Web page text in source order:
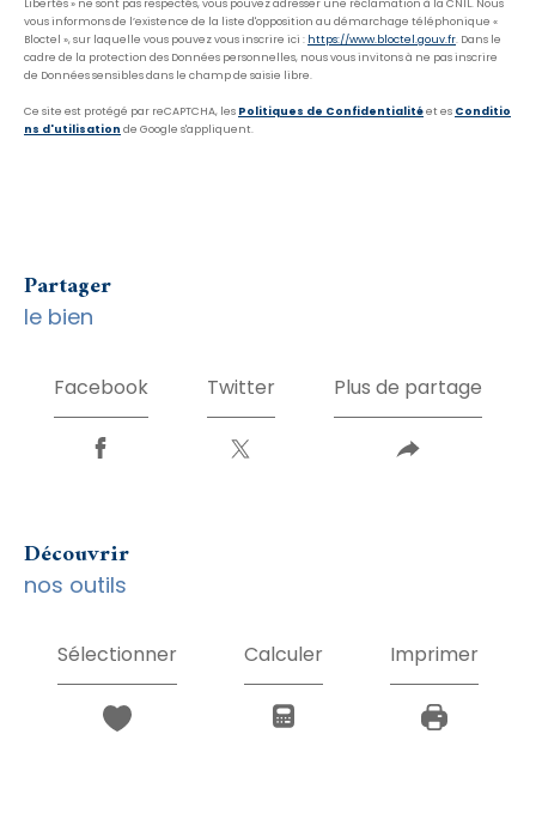
Libertés » ne sont pas respectés, vous pouvez adresser une réclamation à la CNIL. Nous
vous informons de l’existence de la liste d'opposition au démarchage téléphonique «
Bloctel », sur laquelle vous pouvez vous inscrire ici : https://www.bloctel.gouv.fr. Dans le
cadre de la protection des Données personnelles, nous vous invitons à ne pas inscrire
de Données sensibles dans le champ de saisie libre.
Ce site est protégé par reCAPTCHA, les Politiques de Confidentialitéet es Conditio
ns d'utilisation de Google s'appliquent.
partager
le bien
Facebook Twitter Plus de partage
découvrir
nos outils
Sélectionner Calculer Imprimer